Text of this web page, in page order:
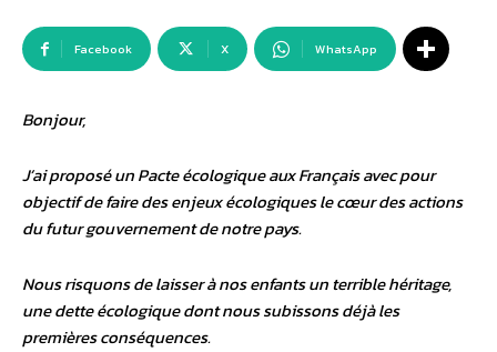
Facebook X WhatsApp
Bonjour,
J’ai proposé un Pacte écologique aux Français avec pour
objectif de faire des enjeux écologiques le cœur des actions
du futur gouvernement de notre pays.
Nous risquons de laisser à nos enfants un terrible héritage,
une dette écologique dont nous subissons déjà les
premières conséquences.